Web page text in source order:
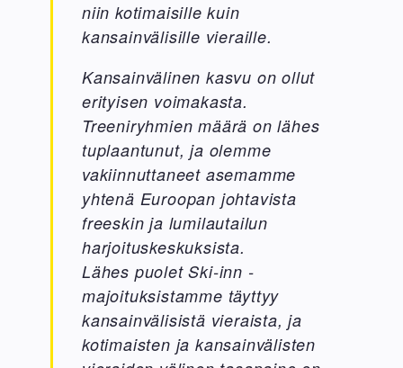
niin kotimaisille kuin
kansainvälisille vieraille.
Kansainvälinen kasvu on ollut
erityisen voimakasta.
Treeniryhmien määrä on lähes
tuplaantunut, ja olemme
vakiinnuttaneet asemamme
yhtenä Euroopan johtavista
freeskin ja lumilautailun
harjoituskeskuksista.
Lähes puolet Ski-inn -
majoituksistamme täyttyy
kansainvälisistä vieraista, ja
kotimaisten ja kansainvälisten